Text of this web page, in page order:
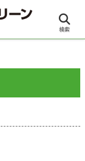
日本語 English
検索